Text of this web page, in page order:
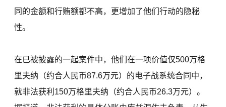
同的金额和行贿额都不高，更增加了他们行动的隐秘
性。
在已被披露的一起案件中，他们在一项价值仅500万格
里夫纳（约合人民币87.6万元）的电子战系统合同中，
就非法获利150万格里夫纳（约合人民币26.3万元）。